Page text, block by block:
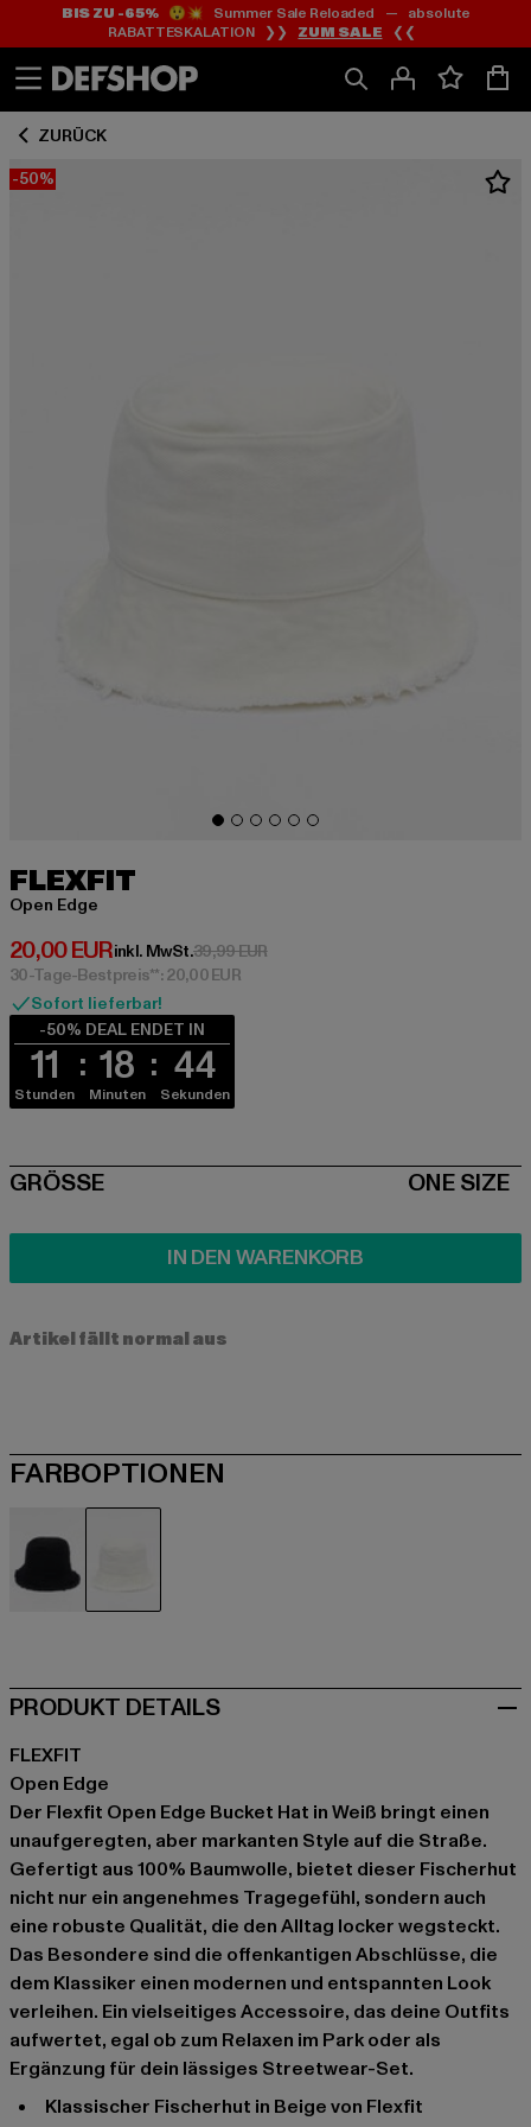
Zum
Inhalt
springen
Zum
Fußzeile
springen
BIS ZU -65%😲💥 Summer Sale Reloaded — absolute
RABATTESKALATION ❯❯ ZUM SALE ❮❮
ZURÜCK
-50%
FLEXFIT
Open Edge
20,00 EUR
Derzeitiger Preis: 20,00 EUR
inkl. MwSt.39,99 EURAktionspreis: 39,99 EUR
30-Tage-Bestpreis**: 20,00 EUR
Sofort lieferbar!
-50% DEAL ENDET IN
11
Stunden
18
Minuten
44
Sekunden
SIZE
GRÖSSE ONE SIZE
IN DEN WARENKORB
Artikel fällt normal aus
FARBOPTIONEN
PRODUKT DETAILS
FLEXFIT
Open Edge
Der Flexfit Open Edge Bucket Hat in Weiß bringt einen
unaufgeregten, aber markanten Style auf die Straße.
Gefertigt aus 100% Baumwolle, bietet dieser Fischerhut
nicht nur ein angenehmes Tragegefühl, sondern auch
eine robuste Qualität, die den Alltag locker wegsteckt.
Das Besondere sind die offenkantigen Abschlüsse, die
dem Klassiker einen modernen und entspannten Look
verleihen. Ein vielseitiges Accessoire, das deine Outfits
aufwertet, egal ob zum Relaxen im Park oder als
Ergänzung für dein lässiges Streetwear-Set.
Klassischer Fischerhut in Beige von Flexfit